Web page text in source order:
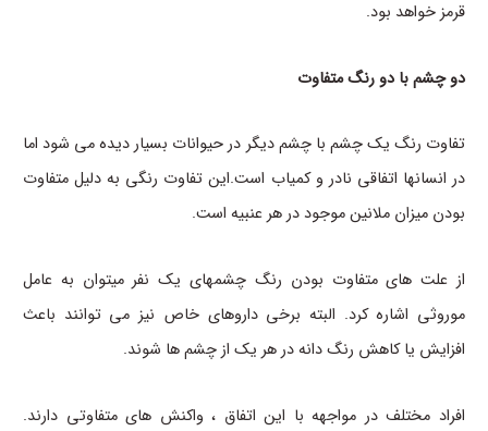
قرمز خواهد بود.
دو چشم با دو رنگ متفاوت
تفاوت رنگ یک چشم با چشم دیگر در حیوانات بسیار دیده می شود اما
در انسانها اتفاقی نادر و کمیاب است.این تفاوت رنگی به دلیل متفاوت
بودن میزان ملانین موجود در هر عنبیه است.
از علت های متفاوت بودن رنگ چشمهای یک نفر میتوان به عامل
موروثی اشاره کرد. البته برخی داروهای خاص نیز می توانند باعث
افزایش یا کاهش رنگ دانه در هر یک از چشم ها شوند.
افراد مختلف در مواجهه با این اتفاق ، واکنش های متفاوتی دارند.